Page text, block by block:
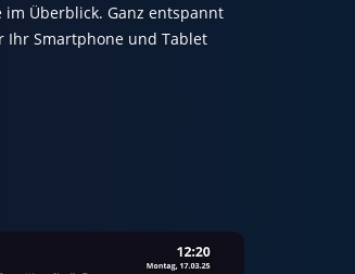
im Überblick. Ganz entspannt
Ihr Smartphone und Tablet